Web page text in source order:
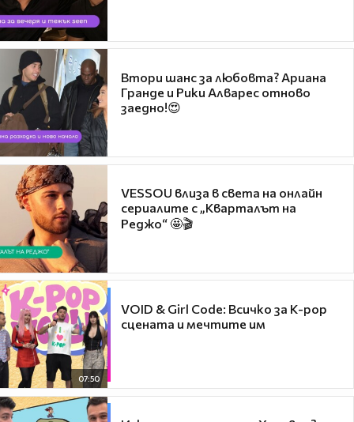
Втори шанс за любовта? Ариана
Гранде и Рики Алварес отново
заедно!😍
VESSOU влиза в света на онлайн
сериалите с „Кварталът на
Реджо“ 🤩🎬
07:50
VOID & Girl Code: Всичко за K-pop
сцената и мечтите им